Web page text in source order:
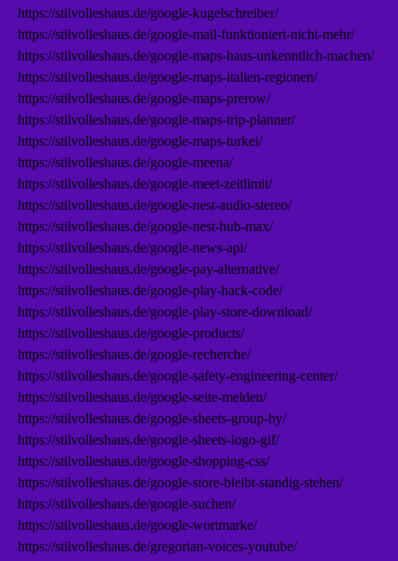
https://stilvolleshaus.de/google-kugelschreiber/
https://stilvolleshaus.de/google-mail-funktioniert-nicht-mehr/
https://stilvolleshaus.de/google-maps-haus-unkenntlich-machen/
https://stilvolleshaus.de/google-maps-italien-regionen/
https://stilvolleshaus.de/google-maps-prerow/
https://stilvolleshaus.de/google-maps-trip-planner/
https://stilvolleshaus.de/google-maps-turkei/
https://stilvolleshaus.de/google-meena/
https://stilvolleshaus.de/google-meet-zeitlimit/
https://stilvolleshaus.de/google-nest-audio-stereo/
https://stilvolleshaus.de/google-nest-hub-max/
https://stilvolleshaus.de/google-news-api/
https://stilvolleshaus.de/google-pay-alternative/
https://stilvolleshaus.de/google-play-hack-code/
https://stilvolleshaus.de/google-play-store-download/
https://stilvolleshaus.de/google-products/
https://stilvolleshaus.de/google-recherche/
https://stilvolleshaus.de/google-safety-engineering-center/
https://stilvolleshaus.de/google-seite-melden/
https://stilvolleshaus.de/google-sheets-group-by/
https://stilvolleshaus.de/google-sheets-logo-gif/
https://stilvolleshaus.de/google-shopping-css/
https://stilvolleshaus.de/google-store-bleibt-standig-stehen/
https://stilvolleshaus.de/google-suchen/
https://stilvolleshaus.de/google-wortmarke/
https://stilvolleshaus.de/gregorian-voices-youtube/